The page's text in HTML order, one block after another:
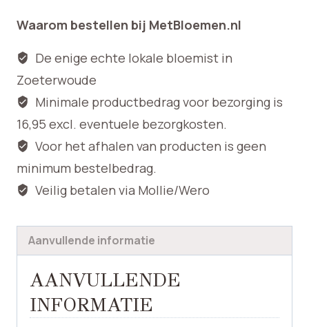
aantal
Waarom bestellen bij MetBloemen.nl
De enige echte lokale bloemist in
Zoeterwoude
Minimale productbedrag voor bezorging is
16,95 excl. eventuele bezorgkosten.
Voor het afhalen van producten is geen
minimum bestelbedrag.
Veilig betalen via Mollie/Wero
Aanvullende informatie
AANVULLENDE
INFORMATIE